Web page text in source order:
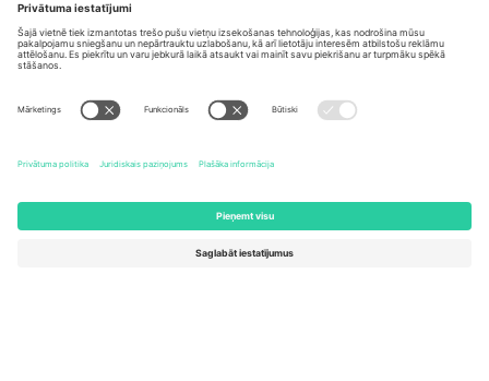
Germany
Unter den Linden 24, 10117
United Kingdom
167 City Road, London, Greater
Kingdom
United States
Newark, Delaware 19713, United
States
Switzerland
Engelberg, Switzerland